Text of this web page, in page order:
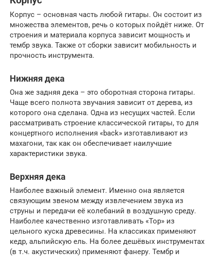
Корпус – основная часть любой гитары. Он состоит из
множества элементов, речь о которых пойдёт ниже. От
строения и материала корпуса зависит мощность и
тембр звука. Также от сборки зависит мобильность и
прочность инструмента.
Нижняя дека
Она же задняя дека – это оборотная сторона гитары.
Чаще всего полнота звучания зависит от дерева, из
которого она сделана. Одна из несущих частей. Если
рассматривать строение классической гитары, то для
концертного исполнения «back» изготавливают из
махагони, так как он обеспечивает наилучшие
характеристики звука.
Верхняя дека
Наиболее важный элемент. Именно она является
связующим звеном между извлечением звука из
струны и передачи её колебаний в воздушную среду.
Наиболее качественно изготавливать «Top» из
цельного куска древесины. На классиках применяют
кедр, альпийскую ель. На более дешёвых инструментах
(в т.ч. акустических) применяют фанеру. Тембр и